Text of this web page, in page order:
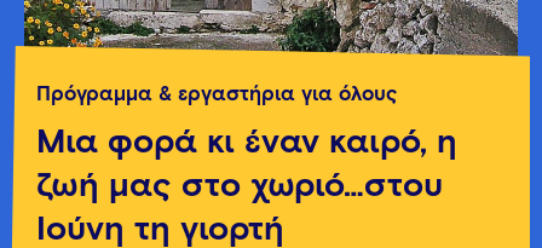
Πρόγραμμα & εργαστήρια για όλους
Μια φορά κι έναν καιρό, η
ζωή μας στο χωριό…στου
Ιούνη τη γιορτή